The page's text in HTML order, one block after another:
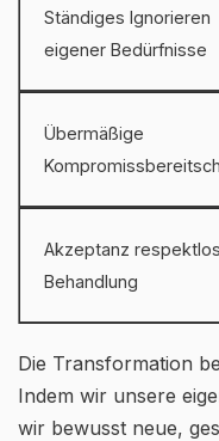
Ständiges Ignorieren
eigener Bedürfnisse
Übermäßige
Akzeptanz
Behandlung
Die Transformation
Indem wir unsere
wir bewusst neue,